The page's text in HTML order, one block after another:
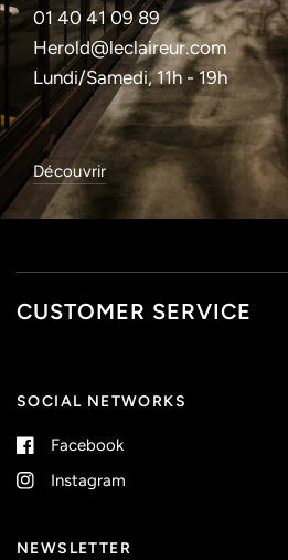
01 40 41 09 89
Herold@leclaireur.com
Lundi/Samedi, 11h - 19h
Découvrir
CUSTOMER SERVICE
SOCIAL NETWORKS
Facebook
Instagram
NEWSLETTER